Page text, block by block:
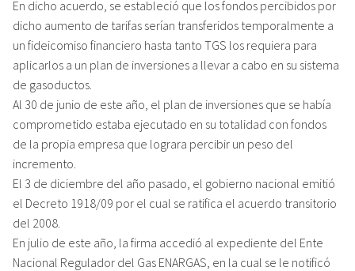
En dicho acuerdo, se estableció que los fondos percibidos por
dicho aumento de tarifas serían transferidos temporalmente a
un fideicomiso financiero hasta tanto TGS los requiera para
aplicarlos a un plan de inversiones a llevar a cabo en su sistema
de gasoductos.
Al 30 de junio de este año, el plan de inversiones que se había
comprometido estaba ejecutado en su totalidad con fondos
de la propia empresa que lograra percibir un peso del
incremento.
El 3 de diciembre del año pasado, el gobierno nacional emitió
el Decreto 1918/09 por el cual se ratifica el acuerdo transitorio
del 2008.
En julio de este año, la firma accedió al expediente del Ente
Nacional Regulador del Gas ENARGAS, en la cual se le notificó